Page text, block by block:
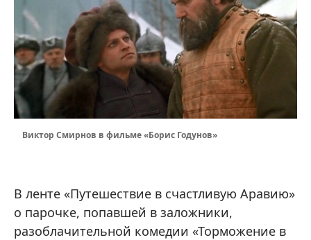
Виктор Смирнов в фильме «Борис Годунов»
В ленте «Путешествие в счастливую Аравию»
о парочке, попавшей в заложники,
разоблачительной комедии «Торможение в